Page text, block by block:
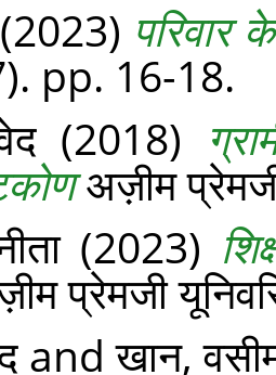
pp. 16-18.
(2018)
अज़ीम
(2023)
प्रेमजी
andखान,